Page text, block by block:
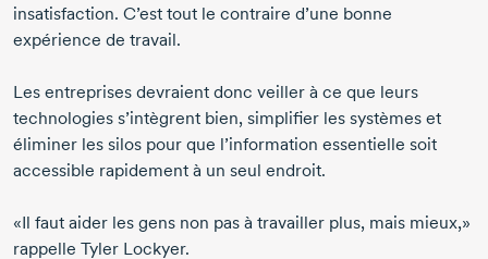
insatisfaction. C’est tout le contraire d’une bonne
expérience de travail.
Les entreprises devraient donc veiller à ce que leurs
technologies s’intègrent bien, simplifier les systèmes et
éliminer les silos pour que l’information essentielle soit
accessible rapidement à un seul endroit.
«Il faut aider les gens non pas à travailler plus, mais mieux,»
rappelle Tyler Lockyer.